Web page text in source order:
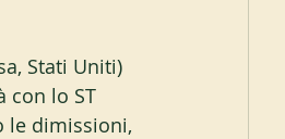
Stati Uniti)
con lo ST
le dimissioni,